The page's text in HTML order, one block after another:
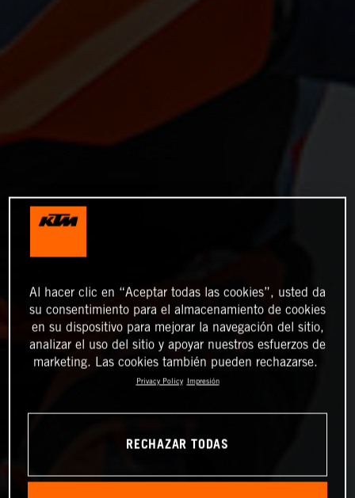
Al hacer clic en “Aceptar todas las cookies”, usted da
su consentimiento para el almacenamiento de cookies
en su dispositivo para mejorar la navegación del sitio,
analizar el uso del sitio y apoyar nuestros esfuerzos de
marketing. Las cookies también pueden rechazarse.
Privacy Policy Impresión
RECHAZAR TODAS